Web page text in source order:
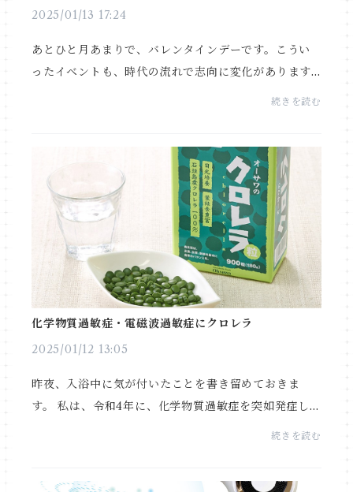
2025/01/13 17:24
あとひと月あまりで、バレンタインデーです。こうい
ったイベントも、時代の流れで志向に変化があります
ね。ひと昔前は、女性から大好きな男性へプレゼント
続きを読む
化学物質過敏症・電磁波過敏症にクロレラ
2025/01/12 13:05
昨夜、入浴中に気が付いたことを書き留めておきま
す。 私は、令和4年に、化学物質過敏症を突如発症しま
続きを読む